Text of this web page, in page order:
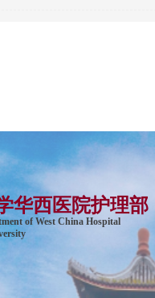
华西医院护理部
of West China Hospital